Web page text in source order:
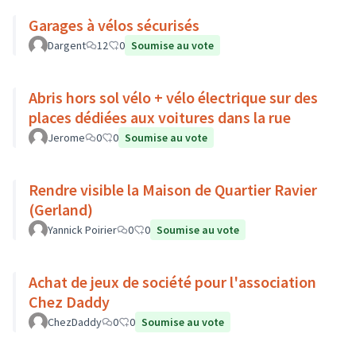
Garages à vélos sécurisés
Dargent 12 0 Soumise au vote
Abris hors sol vélo + vélo électrique sur des
places dédiées aux voitures dans la rue
Jerome 0 0 Soumise au vote
Rendre visible la Maison de Quartier Ravier
(Gerland)
Yannick Poirier 0 0 Soumise au vote
Achat de jeux de société pour l'association
Chez Daddy
ChezDaddy 0 0 Soumise au vote